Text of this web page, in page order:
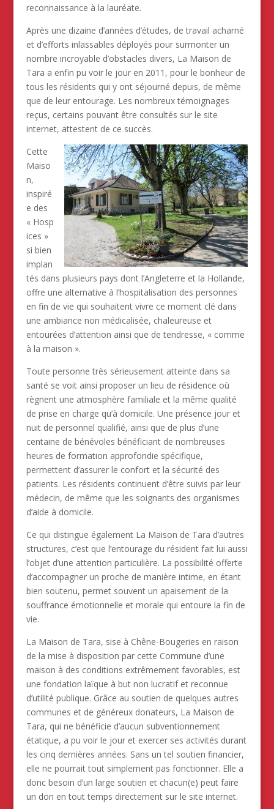
reconnaissance à la lauréate.
Après une dizaine d’années d’études, de travail acharné
et d’efforts inlassables déployés pour surmonter un
nombre incroyable d’obstacles divers, La Maison de
Tara a enfin pu voir le jour en 2011, pour le bonheur de
tous les résidents qui y ont séjourné depuis, de même
que de leur entourage. Les nombreux témoignages
reçus, certains pouvant être consultés sur le site
internet, attestent de ce succès.
Cette
Maiso
n,
inspiré
e des
« Hosp
ices »
si bien
implan
tés dans plusieurs pays dont l’Angleterre et la Hollande,
offre une alternative à l’hospitalisation des personnes
en fin de vie qui souhaitent vivre ce moment clé dans
une ambiance non médicalisée, chaleureuse et
entourées d’attention ainsi que de tendresse, « comme
à la maison ».
Toute personne très sérieusement atteinte dans sa
santé se voit ainsi proposer un lieu de résidence où
règnent une atmosphère familiale et la même qualité
de prise en charge qu’à domicile. Une présence jour et
nuit de personnel qualifié, ainsi que de plus d’une
centaine de bénévoles bénéficiant de nombreuses
heures de formation approfondie spécifique,
permettent d’assurer le confort et la sécurité des
patients. Les résidents continuent d’être suivis par leur
médecin, de même que les soignants des organismes
d’aide à domicile.
Ce qui distingue également La Maison de Tara d’autres
structures, c’est que l’entourage du résident fait lui aussi
l’objet d’une attention particulière. La possibilité offerte
d’accompagner un proche de manière intime, en étant
bien soutenu, permet souvent un apaisement de la
souffrance émotionnelle et morale qui entoure la fin de
vie.
La Maison de Tara, sise à Chêne-Bougeries en raison
de la mise à disposition par cette Commune d’une
maison à des conditions extrêmement favorables, est
une fondation laïque à but non lucratif et reconnue
d’utilité publique. Grâce au soutien de quelques autres
communes et de généreux donateurs, La Maison de
Tara, qui ne bénéficie d’aucun subventionnement
étatique, a pu voir le jour et exercer ses activités durant
les cinq dernières années. Sans un tel soutien financier,
elle ne pourrait tout simplement pas fonctionner. Elle a
donc besoin d’un large soutien et chacun(e) peut faire
un don en tout temps directement sur le site internet.